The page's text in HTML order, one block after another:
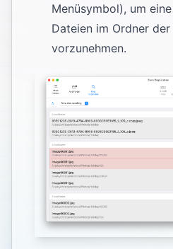
Menüsymbol), um
Dateien im Ordner
vorzunehmen.